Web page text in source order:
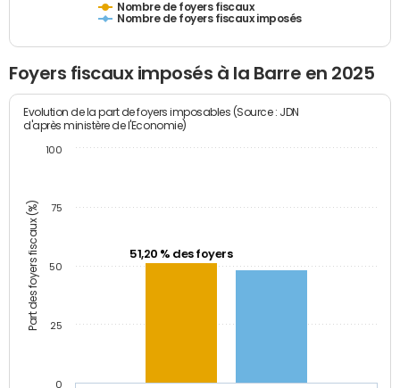
Nombre de foyers fiscaux
Nombre de foyers fiscaux imposés
Foyers fiscaux imposés à la Barre en 2025
Part des foyers fiscaux (%)
Evolution de la part de foyers imposables (Source : JDN
d'après ministère de l'Economie)
51,20 % des foyers
0
25
50
75
100